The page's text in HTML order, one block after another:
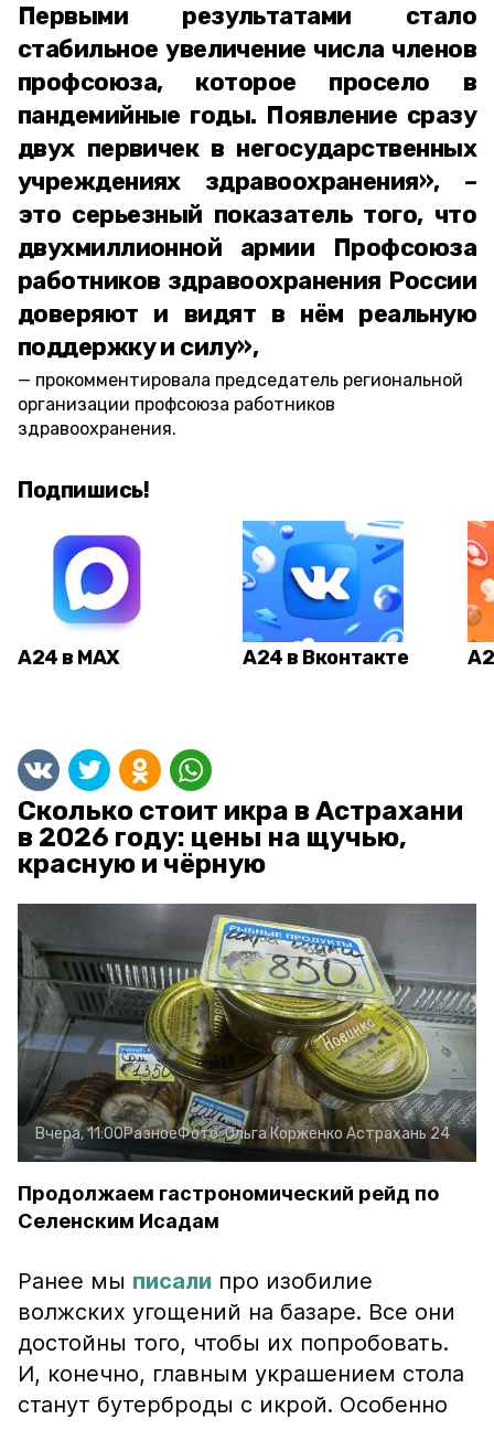
Первыми результатами стало
стабильное увеличение числа членов
профсоюза, которое просело в
пандемийные годы. Появление сразу
двух первичек в негосударственных
учреждениях здравоохранения», –
это серьезный показатель того, что
двухмиллионной армии Профсоюза
работников здравоохранения России
доверяют и видят в нём реальную
поддержку и силу»,
прокомментировала председатель региональной
организации профсоюза работников
здравоохранения.
Подпишись!
А24 в MAX А24 в Вконтакте
Сколько стоит икра в Астрахани
в 2026 году: цены на щучью,
красную и чёрную
Вчера, 11:00РазноеФото:Ольга Корженко Астрахань 24
Продолжаем гастрономический рейд по
Селенским Исадам
Ранее мы писали про изобилие
волжских угощений на базаре. Все они
достойны того, чтобы их попробовать.
И, конечно, главным украшением стола
станут бутерброды с икрой. Особенно